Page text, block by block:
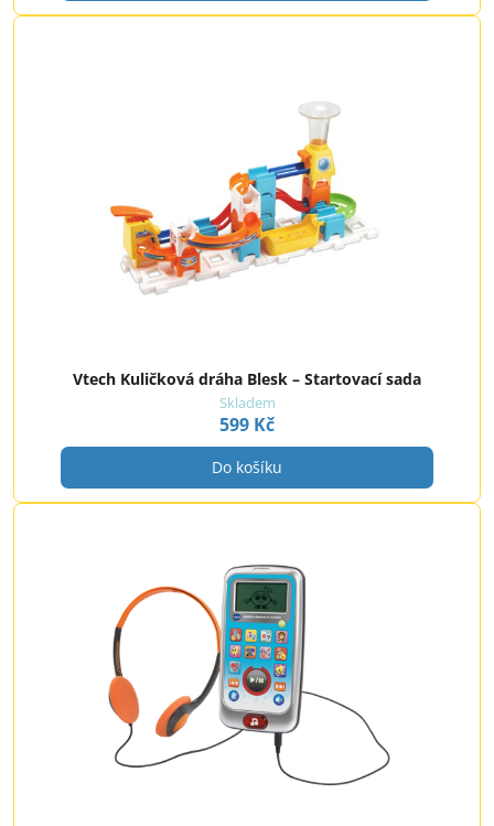
Vtech Kuličková dráha Blesk – Startovací sada
Skladem
599 Kč
Do košíku